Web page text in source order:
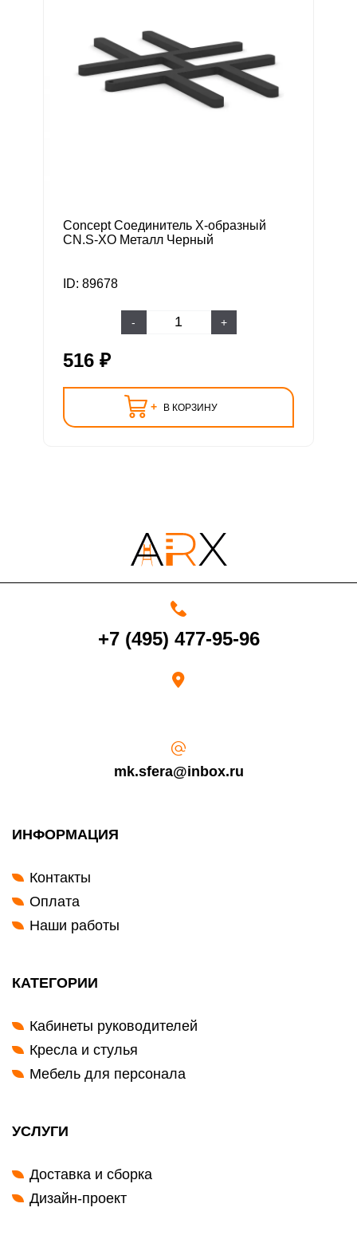
Concept Соединитель Х-образный
CN.S-XO Металл Черный
ID: 89678
- +
516 ₽
+ В КОРЗИНУ
+7 (495) 477-95-96
mk.sfera@inbox.ru
ИНФОРМАЦИЯ
Контакты
Оплата
Наши работы
КАТЕГОРИИ
Кабинеты руководителей
Кресла и стулья
Мебель для персонала
УСЛУГИ
Доставка и сборка
Дизайн-проект